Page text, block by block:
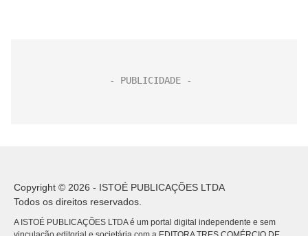
Copyright © 2026 - ISTOÉ PUBLICAÇÕES LTDA
Todos os direitos reservados.
A ISTOÉ PUBLICAÇÕES LTDA é um portal digital independente e sem